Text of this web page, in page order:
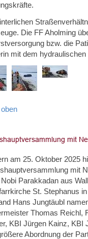
Die FF Aholming
bzw. die
mit dem
am 25. Oktober 2025
mit
Parakkadan aus
St. Stephanus
Hans Jungtäubl
Thomas Reichl,
KBI Jürgen Kainz, KBI
Abordnung der